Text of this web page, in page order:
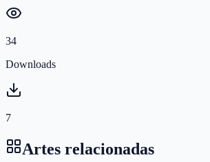
34
Downloads
7
Artes relacionadas